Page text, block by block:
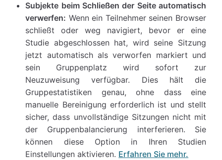
Subjekte beim Schließen der Seite automatisch
verwerfen: Wenn ein Teilnehmer seinen Browser
schließt oder weg navigiert, bevor er eine
Studie abgeschlossen hat, wird seine Sitzung
jetzt automatisch als verworfen markiert und
sein Gruppenplatz wird sofort zur
Neuzuweisung verfügbar. Dies hält die
Gruppestatistiken genau, ohne dass eine
manuelle Bereinigung erforderlich ist und stellt
sicher, dass unvollständige Sitzungen nicht mit
der Gruppenbalancierung interferieren. Sie
können diese Option in Ihren Studien
Einstellungen aktivieren. Erfahren Sie mehr.